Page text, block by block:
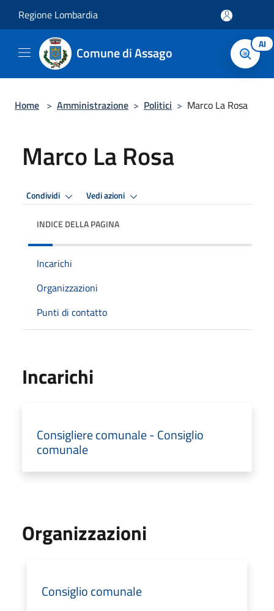
Regione Lombardia
Comune di Assago AI
Home > Amministrazione > Politici > Marco La Rosa
Marco La Rosa
Condividi Vedi azioni
INDICE DELLA PAGINA
Incarichi
Organizzazioni
Punti di contatto
Incarichi
Consigliere comunale - Consiglio
comunale
Organizzazioni
Consiglio comunale